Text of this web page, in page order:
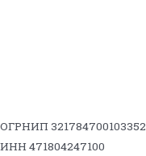
ОГРНИП 321784700103352
ИНН 471804247100